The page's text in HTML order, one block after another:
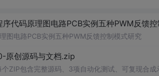
序代码原理图电路PCB实例五种PWM反馈
图电路PCB实例五种PWM反馈控制模式研究
创源码与文档.zip
ZIP包含完整源码、3项自动化测试、可复现合